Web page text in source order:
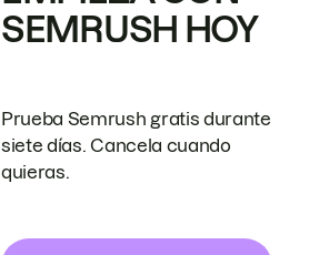
SEMRUSH HOY
Prueba Semrush gratis durante
siete días. Cancela cuando
quieras.